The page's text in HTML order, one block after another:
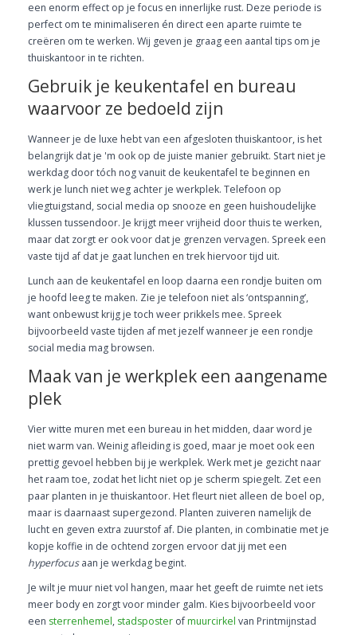
een enorm effect op je focus en innerlijke rust. Deze periode is
perfect om te minimaliseren én direct een aparte ruimte te
creëren om te werken. Wij geven je graag een aantal tips om je
thuiskantoor in te richten.
Gebruik je keukentafel en bureau
waarvoor ze bedoeld zijn
Wanneer je de luxe hebt van een afgesloten thuiskantoor, is het
belangrijk dat je 'm ook op de juiste manier gebruikt. Start niet je
werkdag door tóch nog vanuit de keukentafel te beginnen en
werk je lunch niet weg achter je werkplek. Telefoon op
vliegtuigstand, social media op snooze en geen huishoudelijke
klussen tussendoor. Je krijgt meer vrijheid door thuis te werken,
maar dat zorgt er ook voor dat je grenzen vervagen. Spreek een
vaste tijd af dat je gaat lunchen en trek hiervoor tijd uit.
Lunch aan de keukentafel en loop daarna een rondje buiten om
je hoofd leeg te maken. Zie je telefoon niet als ‘ontspanning’,
want onbewust krijg je toch weer prikkels mee. Spreek
bijvoorbeeld vaste tijden af met jezelf wanneer je een rondje
social media mag browsen.
Maak van je werkplek een aangename
plek
Vier witte muren met een bureau in het midden, daar word je
niet warm van. Weinig afleiding is goed, maar je moet ook een
prettig gevoel hebben bij je werkplek. Werk met je gezicht naar
het raam toe, zodat het licht niet op je scherm spiegelt. Zet een
paar planten in je thuiskantoor. Het fleurt niet alleen de boel op,
maar is daarnaast supergezond. Planten zuiveren namelijk de
lucht en geven extra zuurstof af. Die planten, in combinatie met je
kopje koffie in de ochtend zorgen ervoor dat jij met een
hyperfocusaan je werkdag begint.
Je wilt je muur niet vol hangen, maar het geeft de ruimte net iets
meer body en zorgt voor minder galm. Kies bijvoorbeeld voor
een sterrenhemel, stadsposter ofmuurcirkel van Printmijnstad